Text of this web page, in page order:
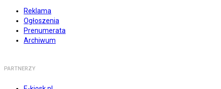
Reklama
Ogłoszenia
Prenumerata
Archiwum
PARTNERZY